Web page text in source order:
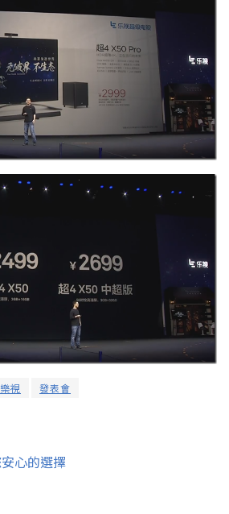
樂視 發表會
心的選擇